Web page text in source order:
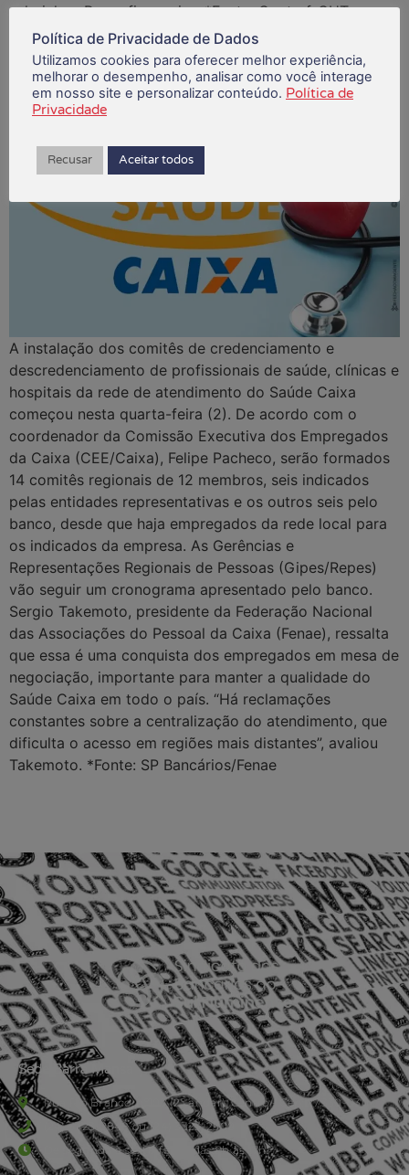
salarial no Ramo financeiro. *Fonte: Contraf-CUT
Comitês de credenciamento do Saúde Caixa começam a ser
instalados
A instalação dos comitês de credenciamento e
descredenciamento de profissionais de saúde, clínicas e
hospitais da rede de atendimento do Saúde Caixa
começou nesta quarta-feira (2). De acordo com o
coordenador da Comissão Executiva dos Empregados
da Caixa (CEE/Caixa), Felipe Pacheco, serão formados
14 comitês regionais de 12 membros, seis indicados
pelas entidades representativas e os outros seis pelo
banco, desde que haja empregados da rede local para
os indicados da empresa. As Gerências e
Representações Regionais de Pessoas (Gipes/Repes)
vão seguir um cronograma apresentado pelo banco.
Sergio Takemoto, presidente da Federação Nacional
das Associações do Pessoal da Caixa (Fenae), ressalta
que essa é uma conquista dos empregados em mesa de
negociação, importante para manter a qualidade do
Saúde Caixa em todo o país. “Há reclamações
constantes sobre a centralização do atendimento, que
dificulta o acesso em regiões mais distantes”, avaliou
Takemoto. *Fonte: SP Bancários/Fenae
Sede Barra Mansa
Rua Rio Branco, nº107 (2º andar), Centro - Cep: 27.330-030
(24) 3323-2848 ou (24) 3323-2500
De segunda à sexta-feira , das 9h às 17h.
Política de Privacidade de Dados
Utilizamos cookies para oferecer melhor experiência,
melhorar o desempenho, analisar como você interage
em nosso site e personalizar conteúdo. Política de
Privacidade
Recusar Aceitar todos